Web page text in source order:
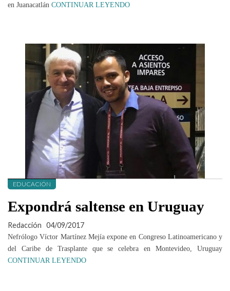
en Juanacatlán CONTINUAR LEYENDO
EDUCACIÓN
Expondrá saltense en Uruguay
Redacción 04/09/2017
Nefrólogo Víctor Martínez Mejía expone en Congreso Latinoamericano y
del Caribe de Trasplante que se celebra en Montevideo, Uruguay
CONTINUAR LEYENDO